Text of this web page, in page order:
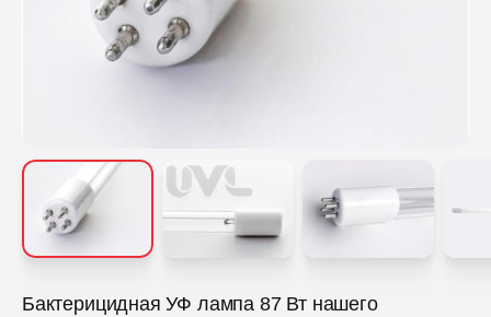
Бактерицидная УФ лампа 87 Вт нашего